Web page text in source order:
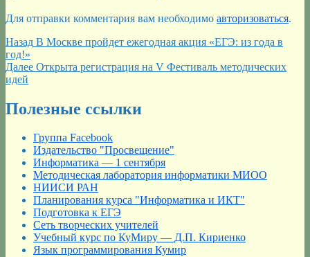
Для отправки комментария вам необходимо авторизоваться.
Навигация
по
записям
Назад Предыдущая
В Москве пройдет ежегодная акция «ЕГЭ: из года в
год!»
Далее Следующая
Открыта регистрация на V Фестиваль методических
идей
Полезные ссылки
Группа Facebook
Издательство "Просвещение"
Информатика — 1 сентября
Методическая лаборатория информатики МИОО
НИИСИ РАН
Планирования курса "Информатика и ИКТ"
Подготовка к ЕГЭ
Сеть творческих учителей
Учебный курс по КуМиру — Д.П. Кириенко
Язык программирования Кумир